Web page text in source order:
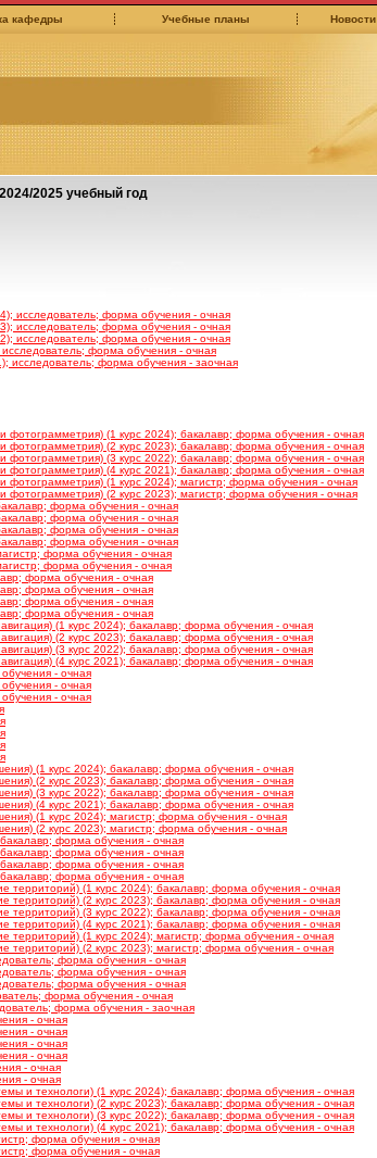
кафедры Учебные планы Новости
2025 учебный год
исследователь; форма обучения - очная
исследователь; форма обучения - очная
исследователь; форма обучения - очная
форма обучения - очная
исследователь; форма обучения - заочная
(1 курс 2024); бакалавр; форма обучения - очная
(2 курс 2023); бакалавр; форма обучения - очная
(3 курс 2022); бакалавр; форма обучения - очная
(4 курс 2021); бакалавр; форма обучения - очная
(1 курс 2024); магистр; форма обучения - очная
(2 курс 2023); магистр; форма обучения - очная
форма обучения - очная
форма обучения - очная
форма обучения - очная
форма обучения - очная
форма обучения - очная
форма обучения - очная
форма обучения - очная
форма обучения - очная
форма обучения - очная
форма обучения - очная
(1 курс 2024); бакалавр; форма обучения - очная
(2 курс 2023); бакалавр; форма обучения - очная
(3 курс 2022); бакалавр; форма обучения - очная
(4 курс 2021); бакалавр; форма обучения - очная
- очная
- очная
- очная
(1 курс 2024); бакалавр; форма обучения - очная
(2 курс 2023); бакалавр; форма обучения - очная
(3 курс 2022); бакалавр; форма обучения - очная
(4 курс 2021); бакалавр; форма обучения - очная
(1 курс 2024); магистр; форма обучения - очная
(2 курс 2023); магистр; форма обучения - очная
форма обучения - очная
форма обучения - очная
форма обучения - очная
форма обучения - очная
территорий) (1 курс 2024); бакалавр; форма обучения - очная
территорий) (2 курс 2023); бакалавр; форма обучения - очная
территорий) (3 курс 2022); бакалавр; форма обучения - очная
территорий) (4 курс 2021); бакалавр; форма обучения - очная
территорий) (1 курс 2024); магистр; форма обучения - очная
территорий) (2 курс 2023); магистр; форма обучения - очная
форма обучения - очная
форма обучения - очная
форма обучения - очная
форма обучения - очная
форма обучения - заочная
- очная
- очная
- очная
- очная
- очная
- очная
и технологи) (1 курс 2024); бакалавр; форма обучения - очная
и технологи) (2 курс 2023); бакалавр; форма обучения - очная
и технологи) (3 курс 2022); бакалавр; форма обучения - очная
и технологи) (4 курс 2021); бакалавр; форма обучения - очная
форма обучения - очная
форма обучения - очная